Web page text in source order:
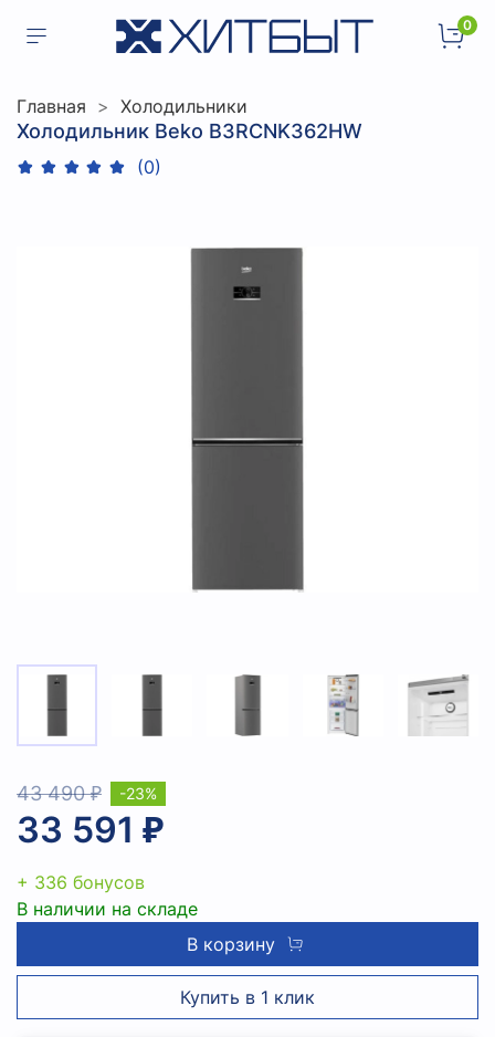
0
Главная Холодильники
Холодильник Beko B3RCNK362HW
(0)
43 490 ₽
33 591 ₽
-23%
+ 336 бонусов
В наличии на складе
В корзину
Купить в 1 клик